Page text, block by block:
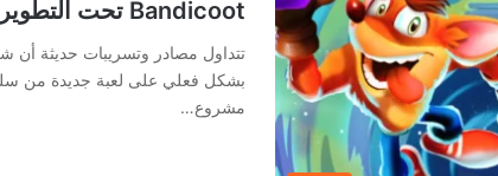
Bandicoot تحت التطوير
مشروع…